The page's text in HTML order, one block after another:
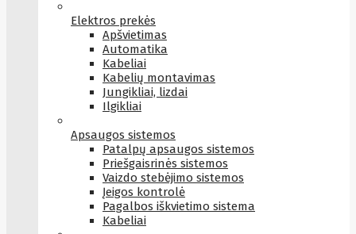
Elektros prekės
Apšvietimas
Automatika
Kabeliai
Kabelių montavimas
Jungikliai, lizdai
Ilgikliai
Apsaugos sistemos
Patalpų apsaugos sistemos
Priešgaisrinės sistemos
Vaizdo stebėjimo sistemos
Įeigos kontrolė
Pagalbos iškvietimo sistema
Kabeliai